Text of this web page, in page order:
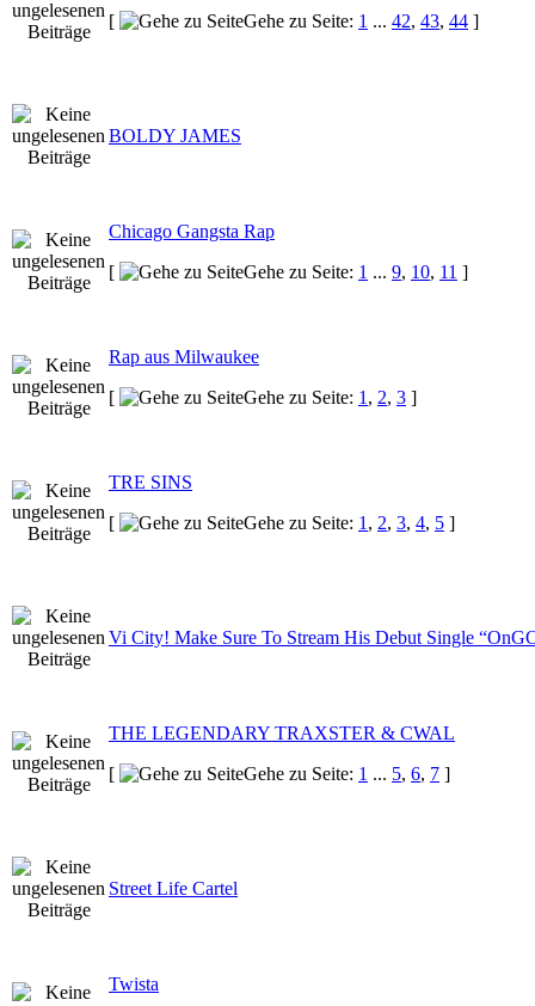
[
Gehe zu Seite: 1 ... 42, 43, 44 ]
BOLDY JAMES
Chicago Gangsta Rap
[
Gehe zu Seite: 1 ... 9, 10, 11 ]
Rap aus Milwaukee
[
Gehe zu Seite: 1 , 2, 3 ]
TRE SINS
[
Gehe zu Seite: 1 , 2, 3, 4, 5 ]
Vi City! Make Sure To Stream His Debut Single
THE LEGENDARY TRAXSTER & CWAL
[
Gehe zu Seite: 1 ... 5, 6, 7 ]
Street Life Cartel
Twista